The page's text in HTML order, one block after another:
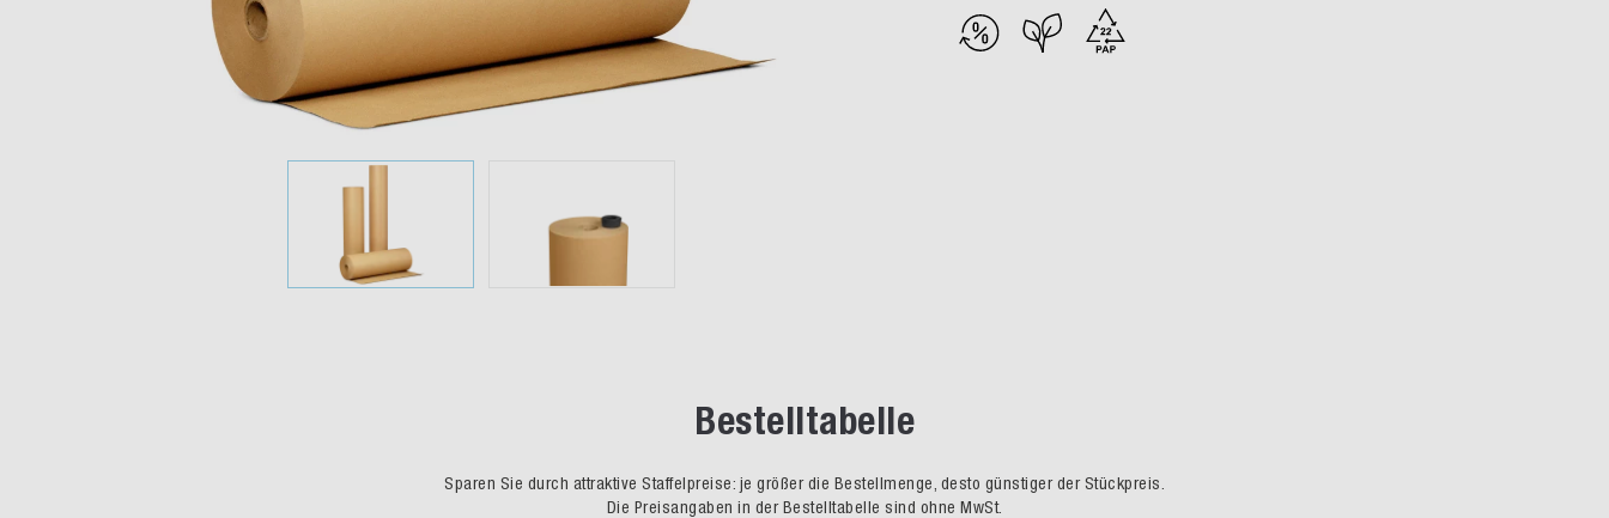
Bestelltabelle
Sparen Sie durch attraktive Staffelpreise: je größer die Bestellmenge, desto günstiger der Stückpreis.
Die Preisangaben in der Bestelltabelle sind ohne MwSt.